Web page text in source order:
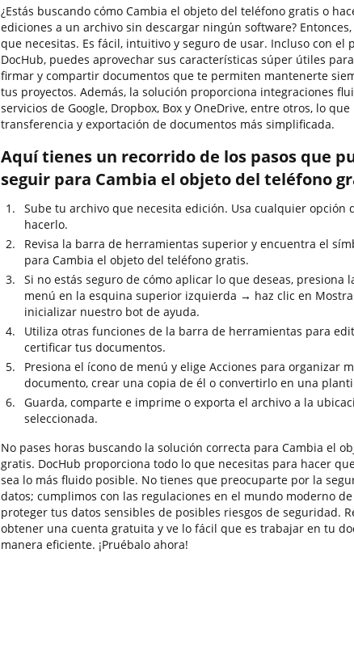
¿Estás buscando cómo Cambia el objeto del teléfono gratis o
ediciones a un archivo sin descargar ningún software?
que necesitas. Es fácil, intuitivo y seguro de usar. Incluso con el
DocHub, puedes aprovechar sus características súper útiles
firmar y compartir documentos que te permiten mantenerte
tus proyectos. Además, la solución proporciona integraciones
servicios de Google, Dropbox, Box y OneDrive, entre otros, lo
transferencia y exportación de documentos más simplificada.
Aquí tienes un recorrido de los pasos que
seguir para Cambia el objeto del teléfono
Sube tu archivo que necesita edición. Usa cualquier opción
hacerlo.
Revisa la barra de herramientas superior y encuentra el
para Cambia el objeto del teléfono gratis.
Si no estás seguro de cómo aplicar lo que deseas, presiona
menú en la esquina superior izquierda → haz clic en
inicializar nuestro bot de ayuda.
Utiliza otras funciones de la barra de herramientas para
certificar tus documentos.
Presiona el ícono de menú y elige Acciones para organizar
documento, crear una copia de él o convertirlo en una
Guarda, comparte e imprime o exporta el archivo a la
seleccionada.
No pases horas buscando la solución correcta para Cambia el
gratis. DocHub proporciona todo lo que necesitas para hacer
sea lo más fluido posible. No tienes que preocuparte por la
datos; cumplimos con las regulaciones en el mundo moderno
proteger tus datos sensibles de posibles riesgos de seguridad.
obtener una cuenta gratuita y ve lo fácil que es trabajar en tu
manera eficiente. ¡Pruébalo ahora!